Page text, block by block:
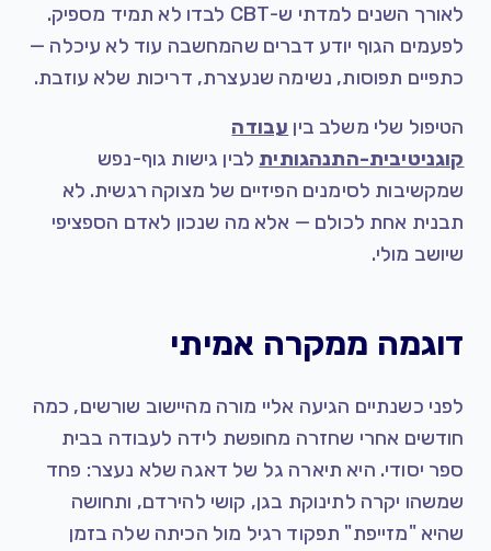
לאורך השנים למדתי ש-CBT לבדו לא תמיד מספיק.
לפעמים הגוף יודע דברים שהמחשבה עוד לא עיכלה —
כתפיים תפוסות, נשימה שנעצרת, דריכות שלא עוזבת.
הטיפול שלי משלב בין עבודה
קוגניטיבית-התנהגותית לבין גישות גוף-נפש
שמקשיבות לסימנים הפיזיים של מצוקה רגשית. לא
תבנית אחת לכולם — אלא מה שנכון לאדם הספציפי
שיושב מולי.
דוגמה ממקרה אמיתי
לפני כשנתיים הגיעה אליי מורה מהיישוב שורשים, כמה
חודשים אחרי שחזרה מחופשת לידה לעבודה בבית
ספר יסודי. היא תיארה גל של דאגה שלא נעצר: פחד
שמשהו יקרה לתינוקת בגן, קושי להירדם, ותחושה
שהיא "מזייפת" תפקוד רגיל מול הכיתה שלה בזמן